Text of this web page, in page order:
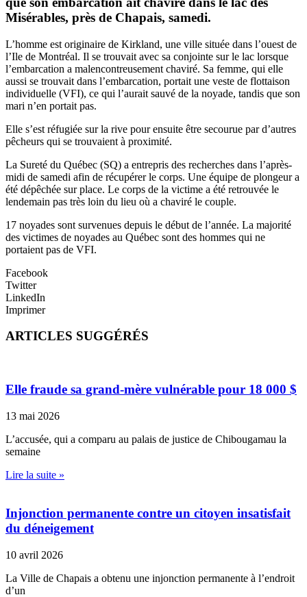
Misérables, près de Chapais, samedi.
L’homme est originaire de Kirkland, une ville située dans l’ouest de
l’Ile de Montréal. Il se trouvait avec sa conjointe sur le lac lorsque
l’embarcation a malencontreusement chaviré. Sa femme, qui elle
aussi se trouvait dans l’embarcation, portait une veste de flottaison
individuelle (VFI), ce qui l’aurait sauvé de la noyade, tandis que son
mari n’en portait pas.
Elle s’est réfugiée sur la rive pour ensuite être secourue par d’autres
pêcheurs qui se trouvaient à proximité.
La Sureté du Québec (SQ) a entrepris des recherches dans l’après-
midi de samedi afin de récupérer le corps. Une équipe de plongeur a
été dépêchée sur place. Le corps de la victime a été retrouvée le
lendemain pas très loin du lieu où a chaviré le couple.
17 noyades sont survenues depuis le début de l’année. La majorité
des victimes de noyades au Québec sont des hommes qui ne
portaient pas de VFI.
Facebook
Twitter
LinkedIn
Imprimer
ARTICLES SUGGÉRÉS
Elle fraude sa grand-mère vulnérable pour 18 000 $
13 mai 2026
L’accusée, qui a comparu au palais de justice de Chibougamau la
semaine
Lire la suite »
Injonction permanente contre un citoyen insatisfait
du déneigement
10 avril 2026
La Ville de Chapais a obtenu une injonction permanente à l’endroit
d’un